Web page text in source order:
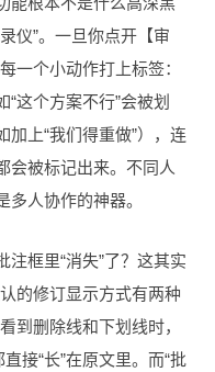
仪”。一旦你点开【审
一个小动作打上标签：
这个方案不行”会被划
上“我们得重做”），连
会被标记出来。不同人
人协作的神器。
框里“消失”了？这其实
的修订显示方式有两种
到删除线和下划线时，
接“长”在原文里。而“批